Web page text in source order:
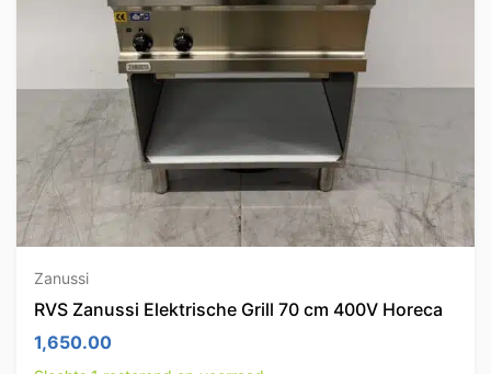
Zanussi
RVS Zanussi Elektrische Grill 70 cm 400V Horeca
1,650.00